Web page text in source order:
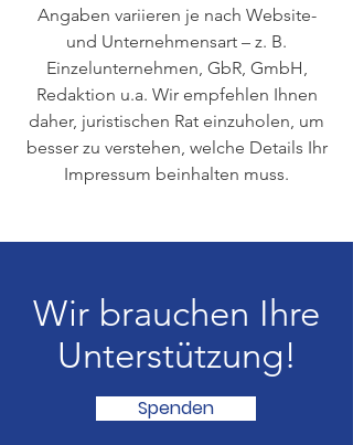
Angaben variieren je nach Website-
und Unternehmensart – z. B.
Einzelunternehmen, GbR, GmbH,
Redaktion u.a. Wir empfehlen Ihnen
daher, juristischen Rat einzuholen, um
besser zu verstehen, welche Details Ihr
Impressum beinhalten muss.
Wir brauchen Ihre
Unterstützung!
Spenden